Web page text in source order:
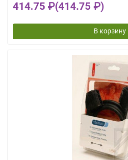
414.75 ₽(414.75 ₽)
В корзину